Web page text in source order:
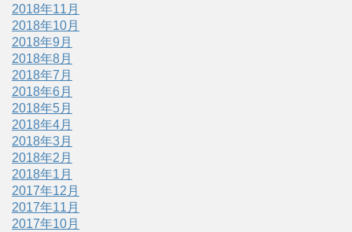
2018年11月
2018年10月
2018年9月
2018年8月
2018年7月
2018年6月
2018年5月
2018年4月
2018年3月
2018年2月
2018年1月
2017年12月
2017年11月
2017年10月